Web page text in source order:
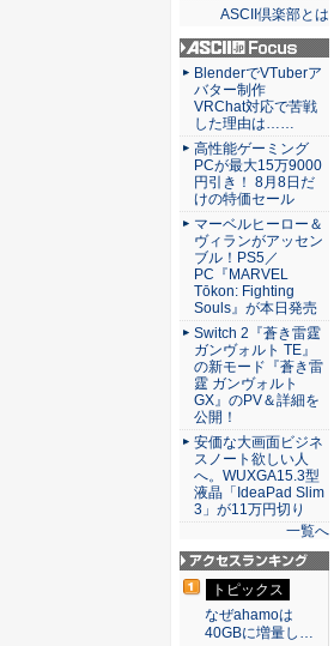
ASCII倶楽部とは
ASCII.jp Focus
BlenderでVTuberア
バター制作
VRChat対応で苦戦
した理由は……
高性能ゲーミング
PCが最大15万9000
円引き！ 8月8日だ
けの特価セール
マーベルヒーロー＆
ヴィランがアッセン
ブル！PS5／
PC『MARVEL
Tōkon: Fighting
Souls』が本日発売
Switch 2『蒼き雷霆
ガンヴォルト TE』
の新モード『蒼き雷
霆 ガンヴォルト
GX』のPV＆詳細を
公開！
安価な大画面ビジネ
スノート欲しい人
へ。WUXGA15.3型
液晶「IdeaPad Slim
3」が11万円切り
一覧へ
アクセスランキン
グ
トピックス
なぜahamoは
40GBに増量し…